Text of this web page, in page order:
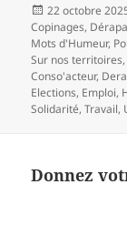
Publié
le
22 octobre
Copinages,
Mots d'Humeur,
Sur nos territoires,
Conso'acteur,
Elections, Emploi,
Solidarité,Travail,
Donnez